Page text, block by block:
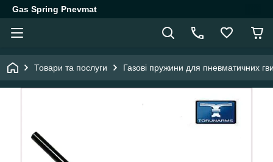
Gas Spring Pnevmat
Товари та послуги Газові пружини для пневматичних